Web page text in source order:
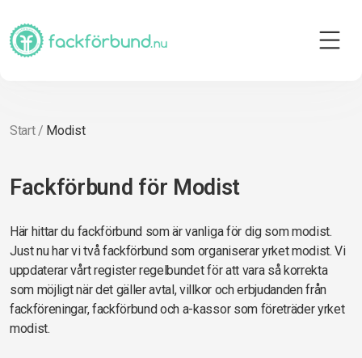
Start/ Modist
Fackförbund för Modist
Här hittar du fackförbund som är vanliga för dig som modist.
Just nu har vi två fackförbund som organiserar yrket modist. Vi
uppdaterar vårt register regelbundet för att vara så korrekta
som möjligt när det gäller avtal, villkor och erbjudanden från
fackföreningar, fackförbund och a-kassor som företräder yrket
modist.